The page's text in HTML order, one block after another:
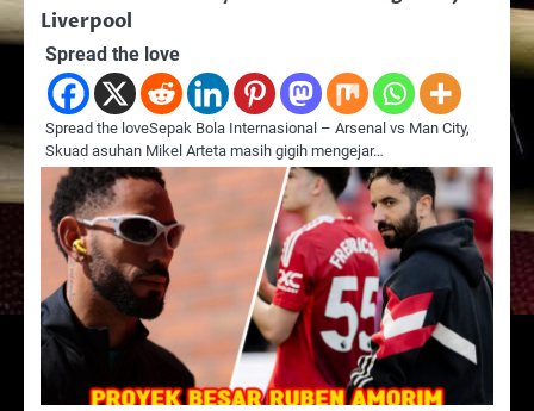
Liverpool
Spread the love
Spread the loveSepak Bola Internasional – Arsenal vs Man City,
Skuad asuhan Mikel Arteta masih gigih mengejar…